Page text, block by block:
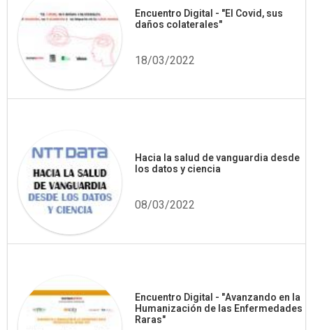
Encuentro Digital - "El Covid, sus
daños colaterales"
18/03/2022
Hacia la salud de vanguardia desde
los datos y ciencia
08/03/2022
Encuentro Digital - "Avanzando en la
Humanización de las Enfermedades
Raras"